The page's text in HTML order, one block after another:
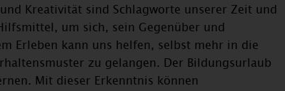
Kreativität sind Schlagworte unserer Zeit und
um sich, sein Gegenüber und
Erleben kann uns helfen, selbst mehr in die
zu gelangen. Der Bildungsurlaub
Mit dieser Erkenntnis können